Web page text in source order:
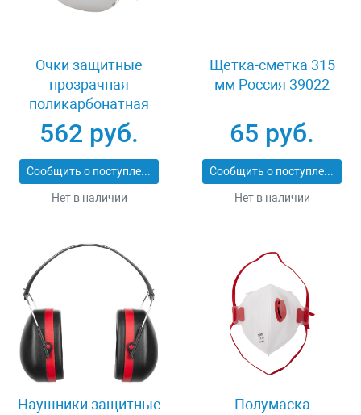
Очки защитные
прозрачная
поликарбонатная
монолинза ЗУБР
ЭКСПЕРТ 110310
562 руб.
Сообщить о поступлении
Нет в наличии
Щетка-сметка 315
мм Россия 39022
65 руб.
Сообщить о поступлении
Нет в наличии
Наушники защитные Полумаска